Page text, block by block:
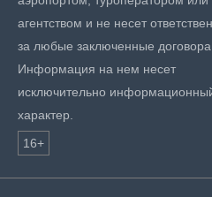
агентством и не несет
за любые заключенные договора.
Информация на нем несет
исключительно
характер.
16+